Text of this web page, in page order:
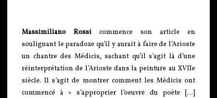
Massimiliano Rossi commence son article en
soulignant le paradoxe qu’il y aurait à faire de l’Arioste
un chantre des Médicis, sachant qu’il s’agit là d’une
réinterprétation de l’Arioste dans la peinture au XVIIe
siècle. Il s’agit de montrer comment les Médicis ont
commencé à « s’approprier l’oeuvre du poète […]